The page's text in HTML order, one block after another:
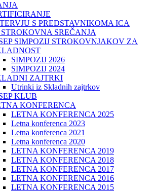
S PREDSTAVNIKOMA ICA
SREČANJA
SIMPOZIJ STROKOVNJAKOV ZA
SIMPOZIJ 2026
SIMPOZIJ 2024
ZAJTRKI
Utrinki iz Skladnih zajtrkov
KLUB
KONFERENCA
LETNA KONFERENCA 2025
Letna konferenca 2023
Letna konferenca 2021
Letna konferenca 2020
LETNA KONFERENCA 2019
LETNA KONFERENCA 2018
LETNA KONFERENCA 2017
LETNA KONFERENCA 2016
LETNA KONFERENCA 2015